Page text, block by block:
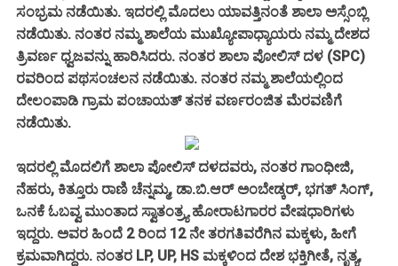
ಸಂಭ್ರಮ ನಡೆಯಿತು. ಇದರಲ್ಲಿ ಮೊದಲು ಯಾವತ್ತಿನಂತೆ ಶಾಲಾ ಅಸ್ಸೆಂಬ್ಲಿ
ನಡೆಯಿತು. ನಂತರ ನಮ್ಮ ಶಾಲೆಯ ಮುಖ್ಯೋಪಾಧ್ಯಾಯರು ನಮ್ಮ ದೇಶದ
ತ್ರಿವರ್ಣ ಧ್ವಜವನ್ನು ಹಾರಿಸಿದರು. ನಂತರ ಶಾಲಾ ಪೋಲಿಸ್ ದಳ (SPC)
ರವರಿಂದ ಪಥಸಂಚಲನ ನಡೆಯಿತು. ನಂತರ ನಮ್ಮ ಶಾಲೆಯಲ್ಲಿಂದ
ದೇಲಂಪಾಡಿ ಗ್ರಾಮ ಪಂಚಾಯತ್ ತನಕ ವರ್ಣರಂಜಿತ ಮೆರವಣಿಗೆ
ನಡೆಯಿತು.
ಇದರಲ್ಲಿ ಮೊದಲಿಗೆ ಶಾಲಾ ಪೋಲಿಸ್ ದಳದವರು, ನಂತರ ಗಾಂಧೀಜಿ,
ನೆಹರು, ಕಿತ್ತೂರು ರಾಣಿ ಚೆನ್ನಮ್ಮ, ಡಾ.ಬಿ.ಆರ್ ಅಂಬೇಡ್ಕರ್, ಭಗತ್ ಸಿಂಗ್,
ಒನಕೆ ಓಬವ್ವ ಮುಂತಾದ ಸ್ವಾತಂತ್ರ್ಯ ಹೋರಾಟಗಾರರ ವೇಷಧಾರಿಗಳು
ಇದ್ದರು. ಅವರ ಹಿಂದೆ 2 ರಿಂದ 12 ನೇ ತರಗತಿವರೆಗಿನ ಮಕ್ಕಳು, ಹೀಗೆ
ಕ್ರಮವಾಗಿದ್ದರು. ನಂತರ LP, UP, HS ಮಕ್ಕಳಿಂದ ದೇಶ ಭಕ್ತಿಗೀತೆ, ನೃತ್ಯ,